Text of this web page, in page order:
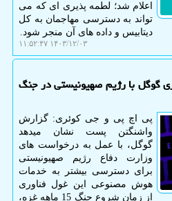
اعلام شد؛ لطمه پذیری ای که می
تواند به دسترسی مهاجمان به کل
دیتابیس و داده های آن منجر شود.
۱۴۰۳/۱۲/۰۳ ۱۱:۵۲:۴۷
گوگل با رژیم صهیونیستی در جنگ
پی اچ پی و جی کوئری: گزارش
واشنگتن پست نشان میدهد
گوگل، با عمل به درخواست های
وزارت دفاع رژیم صهیونیستی
برای دسترسی بیشتر به خدمات
هوش مصنوعی این غول فناوری
از زمان شروع جنگ 15 ماهه غزه،